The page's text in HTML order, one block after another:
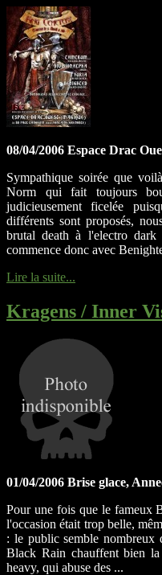
08/04/2006 Espace Drac
Sympathique soirée que
Norm qui fait toujours
judicieusement ficelée
différents sont proposés,
brutal death à l'electro dark
commence donc avec
Lire la suite...
Kragens / Inner
01/04/2006 Brise glace,
Pour une fois que le fameux
l'occasion était trop belle,
: le public semble nombreux
Black Rain chauffent bien
heavy, qui abuse des ...